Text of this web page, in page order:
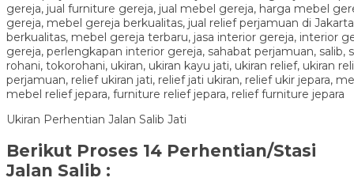
Ukiran Perhentian Jalan Salib Jati
Berikut Proses 14 Perhentian/Stasi
Jalan Salib :